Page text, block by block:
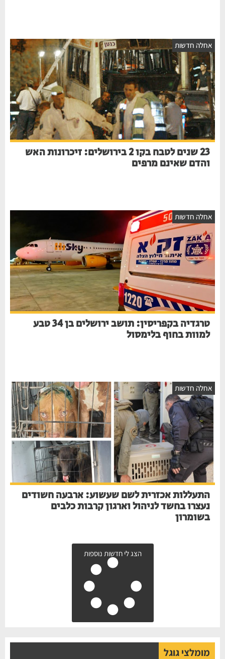
אחלה חדשות
23 שנים לטבח בקו 2 בירושלים: זיכרונות האש
והדם שאינם מרפים
אחלה חדשות
טרגדיה בקפריסין: תושב ירושלים בן 34 טבע
למוות בחוף בלימסול
אחלה חדשות
התעללות אכזרית לשם שעשוע: ארבעה חשודים
נעצרו בחשד לניהול וארגון קרבות כלבים
בשומרון
הצג לי חדשות נוספות
מומלצי גוגל